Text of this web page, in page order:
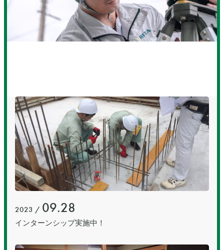
2023 / 09.28
インターンシップ実施中！